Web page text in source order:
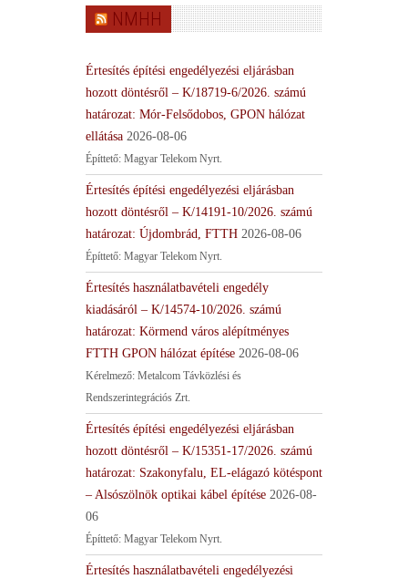
NMHH
Értesítés építési engedélyezési eljárásban
hozott döntésről – K/18719-6/2026. számú
határozat: Mór-Felsődobos, GPON hálózat
ellátása 2026-08-06
Építtető: Magyar Telekom Nyrt.
Értesítés építési engedélyezési eljárásban
hozott döntésről – K/14191-10/2026. számú
határozat: Újdombrád, FTTH 2026-08-06
Építtető: Magyar Telekom Nyrt.
Értesítés használatbavételi engedély
kiadásáról – K/14574-10/2026. számú
határozat: Körmend város alépítményes
FTTH GPON hálózat építése 2026-08-06
Kérelmező: Metalcom Távközlési és
Rendszerintegrációs Zrt.
Értesítés építési engedélyezési eljárásban
hozott döntésről – K/15351-17/2026. számú
határozat: Szakonyfalu, EL-elágazó kötéspont
– Alsószölnök optikai kábel építése 2026-08-
06
Építtető: Magyar Telekom Nyrt.
Értesítés használatbavételi engedélyezési